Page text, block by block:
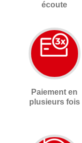
écoute
Paiement en
plusieurs fois